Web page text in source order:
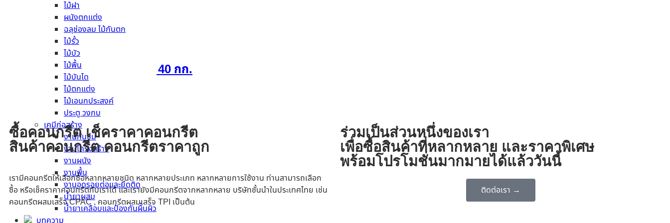
ไม้ฝา
ผนังตกแต่ง
ฉลุช่องลม ไม้กันตก
ไม้รั้ว
ไม้บัว
ไม้พื้น
ไม้บันได
ไม้ตกแต่ง
ไม้เอนกประสงค์
ประตู วงกบ
เคมีก่อสร้าง
งานกันซึม
งานโครงสร้าง
งานผนัง
งานพื้น
งานอุดรอยต่อและยึดติด
น้ำยาผสม
น้ำยาเคลือบและป้องกันผื้นผิว
บทความ
ปูนทีพีไอแดงซูเปอร์ ขนาด 40 กก.
ซื้อคอนกรีต เช็คราคาคอนกรีต
สินค้าคอนกรีต คอนกรีตราคาถูก
เรามีคอนกรีตให้เลือกซื้อหลากหลายชนิด หลากหลายประเภท หลากหลายการใช้งาน ท่านสามารถเลือก
ซื้อ หรือเช็คราคาคอนกรีตกับเราได้ และเรายังมีคอนกรีตจากหลากหลาย บริษัทชั้นนำในประเทศไทย เช่น
คอนกรีตผสมเสร็จ CPAC , คอนกรีตผสมเสร็จ TPI เป็นต้น
ร่วมเป็นส่วนหนึ่งของเรา
เพื่อซื้อสินค้าที่หลากหลาย และราคาพิเศษ
พร้อมโปรโมชั่นมากมายได้แล้ววันนี้
ติดต่อเรา →